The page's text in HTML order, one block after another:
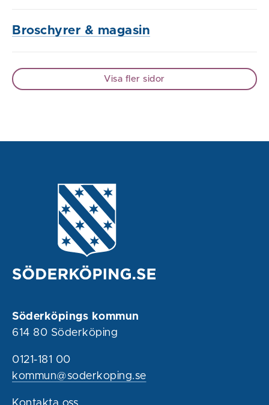
Broschyrer & magasin
Visa fler sidor
Söderköpings kommun
614 80 Söderköping
0121-181 00
kommun@soderkoping.se